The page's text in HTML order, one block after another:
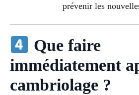
prévenir les
Que faire
immédiatement
cambriolage ?